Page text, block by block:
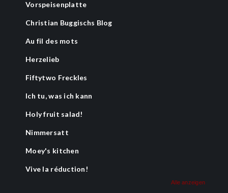
Vorspeisenplatte
Christian Buggischs Blog
Au fil des mots
Herzelieb
Fiftytwo Freckles
Ich tu, was ich kann
Holy fruit salad!
Nimmersatt
Moey's kitchen
Vive la réduction!
Alle anzeigen